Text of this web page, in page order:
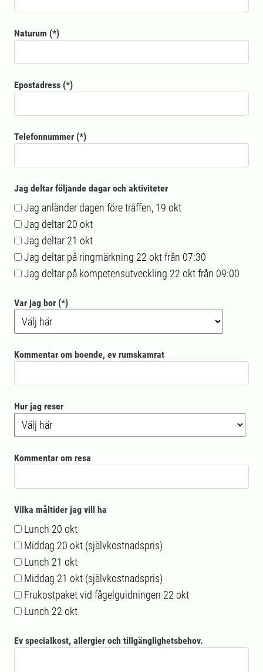
Naturum
Epostadress
Telefonnummer
Jag deltar följande dagar och aktiviteter
Jag anländer dagen före träffen, 19 okt
Jag deltar 20 okt
Jag deltar 21 okt
Jag deltar på ringmärkning 22 okt från 07:30
Jag deltar på kompetensutveckling 22 okt från 09:00
Var jag bor
Kommentar om boende, ev rumskamrat
Hur jag reser
Kommentar om resa
Vilka måltider jag vill ha
Lunch 20 okt
Middag 20 okt (självkostnadspris)
Lunch 21 okt
Middag 21 okt (självkostnadspris)
Frukostpaket vid fågelguidningen 22 okt
Lunch 22 okt
Ev specialkost, allergier och tillgänglighetsbehov.